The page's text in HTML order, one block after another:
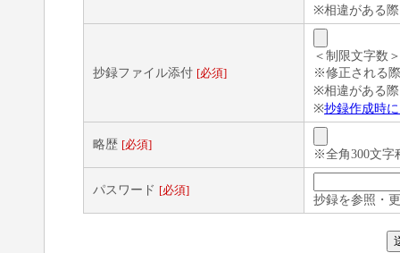
※相違がある際
抄録ファイル添付 [必須]
＜制限文字数
※修正される
※相違がある際
※抄録作成時
略歴 [必須]
※全角300文字
パスワード [必須]
抄録を参照・